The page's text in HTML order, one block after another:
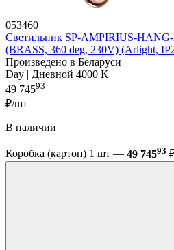
053460
Светильник SP-AMPIRIUS-
(BRASS, 360 deg, 230V) (Arlight,
Произведено в Беларуси
Day | Дневной 4000 K
49 74593
₽/шт
В наличии
Коробка (картон) 1 шт — 49 74593